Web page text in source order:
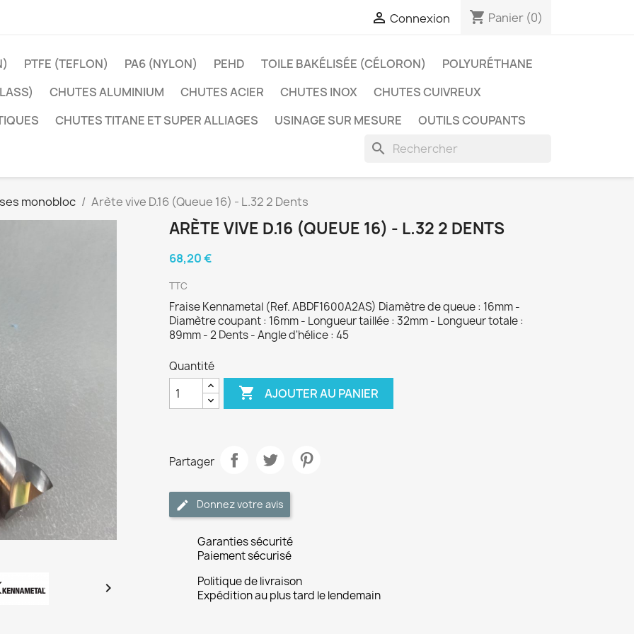
 Connexion shopping_cart Panier (0)
PTFE (TEFLON) PA6 (NYLON) PEHD TOILE BAKÉLISÉE (CÉLORON)
POLYURÉTHANE
CHUTES ALUMINIUM CHUTES ACIER CHUTES INOX
CHUTES CUIVREUX
CHUTES TITANE ET SUPER ALLIAGES USINAGE SUR MESURE OUTILS COUPANTS
search
monobloc Arète vive D.16 (Queue 16) - L.32 2 Dents

ARÈTE VIVE D.16 (QUEUE 16) - L.32 2 DENTS
68,20 €
TTC
Fraise Kennametal (Ref. ABDF1600A2AS) Diamètre de queue : 16mm -
Diamètre coupant : 16mm - Longueur taillée : 32mm - Longueur totale :
89mm - 2 Dents - Angle d'hélice : 45
Quantité
 AJOUTER AU PANIER
Partager
Donnez votre avis
Garanties sécurité
Paiement sécurisé
Politique de livraison
Expédition au plus tard le lendemain